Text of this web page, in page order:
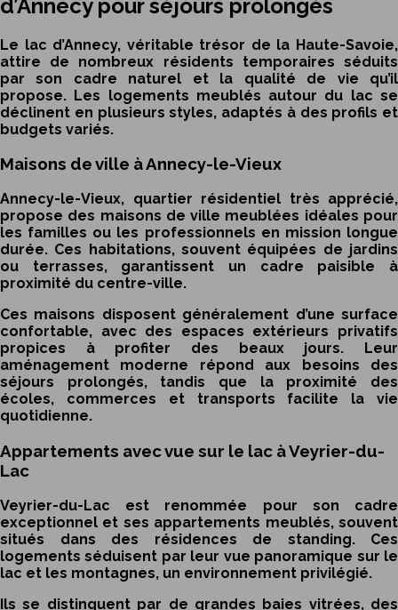
d’Annecy pour séjours prolongés
Le lac d’Annecy, véritable trésor de la Haute-Savoie,
attire de nombreux résidents temporaires séduits
par son cadre naturel et la qualité de vie qu’il
propose. Les logements meublés autour du lac se
déclinent en plusieurs styles, adaptés à des profils et
budgets variés.
Maisons de ville à Annecy-le-Vieux
Annecy-le-Vieux, quartier résidentiel très apprécié,
propose des maisons de ville meublées idéales pour
les familles ou les professionnels en mission longue
durée. Ces habitations, souvent équipées de jardins
ou terrasses, garantissent un cadre paisible à
proximité du centre-ville.
Ces maisons disposent généralement d’une surface
confortable, avec des espaces extérieurs privatifs
propices à profiter des beaux jours. Leur
aménagement moderne répond aux besoins des
séjours prolongés, tandis que la proximité des
écoles, commerces et transports facilite la vie
quotidienne.
Appartements avec vue sur le lac à Veyrier-du-
Lac
Veyrier-du-Lac est renommée pour son cadre
exceptionnel et ses appartements meublés, souvent
situés dans des résidences de standing. Ces
logements séduisent par leur vue panoramique sur le
lac et les montagnes, un environnement privilégié.
Ils se distinguent par de grandes baies vitrées, des